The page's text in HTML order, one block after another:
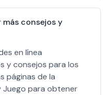
consejos y
en línea
y consejos para los
páginas de la
Juego para obtener